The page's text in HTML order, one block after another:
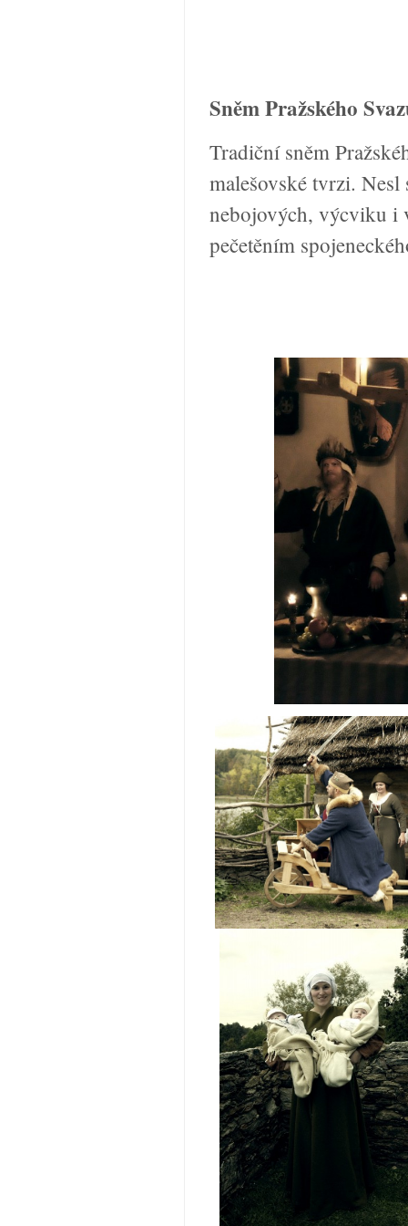
Sněm Pražského
Tradiční sněm
malešovské tvrzi. Nesl
nebojových, výcviku i
pečetěním